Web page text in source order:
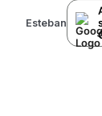
Esteban